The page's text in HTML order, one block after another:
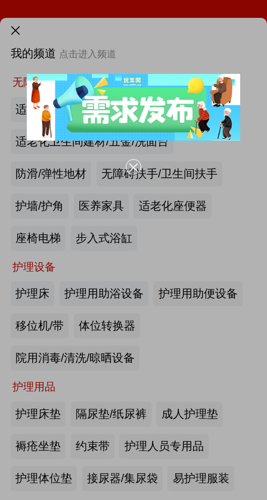
我的频道 点击进入频道
无障碍空间
适老化墙面/天花板
适老化卫生间建材/五金/洗面台
防滑/弹性地材 无障碍扶手/卫生间扶手
护墙/护角 医养家具 适老化座便器
座椅电梯 步入式浴缸
护理设备
护理床 护理用助浴设备 护理用助便设备
移位机/带 体位转换器
院用消毒/清洗/晾晒设备
护理用品
护理床垫 隔尿垫/纸尿裤 成人护理垫
褥疮坐垫 约束带 护理人员专用品
护理体位垫 接尿器/集尿袋 易护理服装
首页 找新闻 找厂商
最新资讯
第46届西部国际医疗器械展览会
产业头条
机构“一件事”上线
业陆家嘴峰会议程首发，早鸟通道同
步开放
来源:养老福祉圈 2026-07-23